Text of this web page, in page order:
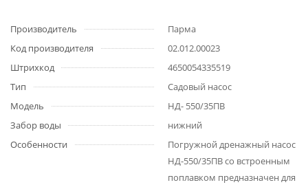
Производитель
Парма
Код производителя
02.012.00023
Штрихкод
4650054335519
Тип
Садовый насос
Модель
НД- 550/35ПВ
Забор воды
нижний
Особенности
Погружной дренажный насос
НД-550/35ПВ со встроенным
поплавком предназначен для